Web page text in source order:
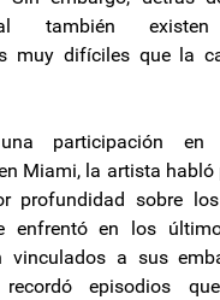
también existen
muy difíciles que la
participación en
Miami, la artista habló
profundidad sobre
enfrentó en los
vinculados a sus
recordó episodios